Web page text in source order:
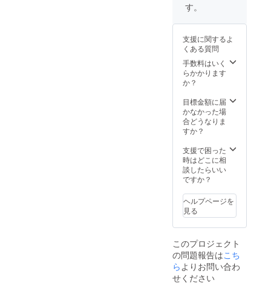
すぐり
をお届
けいた
しま
す！
くだ
保護犬
が里親
さんの
元へ巣
立つと
を拭い
てもよ
し、使
い方は
次第で
す！
コール
が永久
にタダ
になる
権利で
す。
ストド
リンク
です。
あしな
さんの
貴方は
きっと
２杯目
りして
くれる
と信じ
ており
ハレル
オリジ
ナルの
手ぬぐ
い２枚
す。
支援に関するよ
くある質問
手数料はいく
らかかります
か？
目標金額に届
かなかった場
合どうなりま
すか？
支援で困った
時はどこに相
談したらいい
ですか？
ヘルプページを
見る
このプロジェクト
の問題報告はこち
らよりお問い合わ
せください